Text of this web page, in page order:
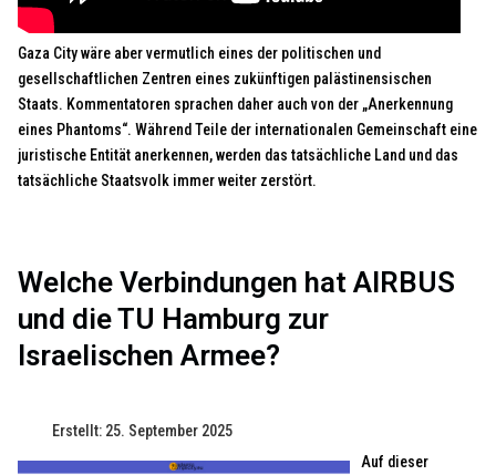
Gaza City wäre aber vermutlich eines der politischen und
gesellschaftlichen Zentren eines zukünftigen palästinensischen
Staats. Kommentatoren sprachen daher auch von der „Anerkennung
eines Phantoms“. Während Teile der internationalen Gemeinschaft eine
juristische Entität anerkennen, werden das tatsächliche Land und das
tatsächliche Staatsvolk immer weiter zerstört.
Welche Verbindungen hat AIRBUS
und die TU Hamburg zur
Israelischen Armee?
Erstellt: 25. September 2025
Auf dieser